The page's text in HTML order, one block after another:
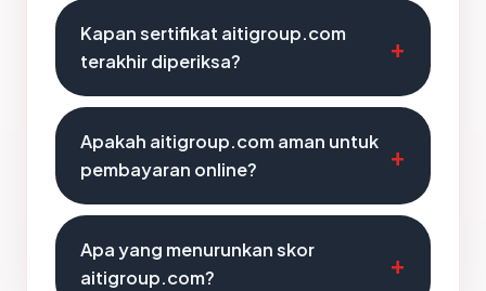
Kapan sertifikat aitigroup.com
terakhir diperiksa?
Apakah aitigroup.com aman untuk
pembayaran online?
Apa yang menurunkan skor
aitigroup.com?